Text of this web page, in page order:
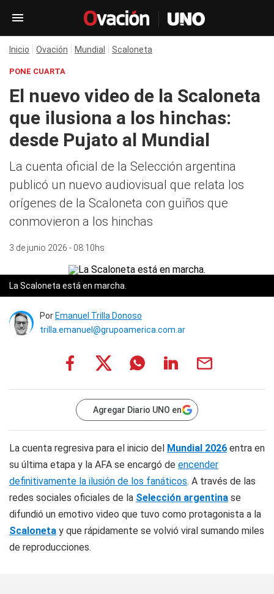
Inicio Ovación Mundial Scaloneta
PONE CUARTA
El nuevo video de la Scaloneta
que ilusiona a los hinchas:
desde Pujato al Mundial
La cuenta oficial de la Selección argentina
publicó un nuevo audiovisual que relata los
orígenes de la Scaloneta con guiños que
conmovieron a los hinchas
3 de junio 2026 - 08:10hs
La Scaloneta está en marcha.
Por Emanuel Trilla Donoso
trilla.emanuel@grupoamerica.com.ar
Agregar Diario UNO en
La cuenta regresiva para el inicio del Mundial 2026 entra en
su última etapa y la AFA se encargó de encender
definitivamente la ilusión de los fanáticos. A través de las
redes sociales oficiales de la Selección argentina se
difundió un emotivo video que tuvo como protagonista a la
Scaloneta y que rápidamente se volvió viral sumando miles
de reproducciones.